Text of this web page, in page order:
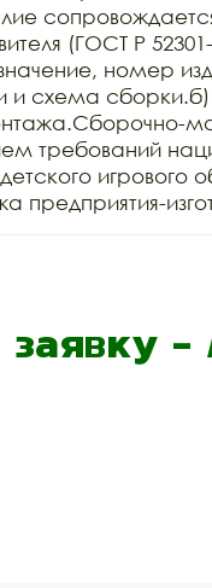
(ГОСТ Р
номер
и схема
требований
игрового